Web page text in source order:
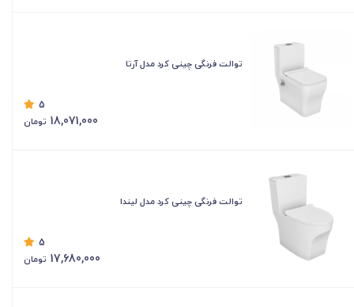
توالت فرنگی چینی کرد مدل آرتا
5
18,071,000 تومان
توالت فرنگی چینی کرد مدل لیندا
5
17,680,000 تومان